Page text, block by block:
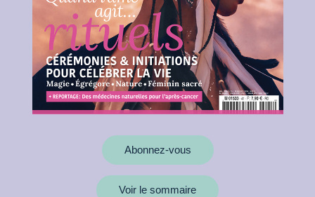
Abonnez-vous
Voir le sommaire